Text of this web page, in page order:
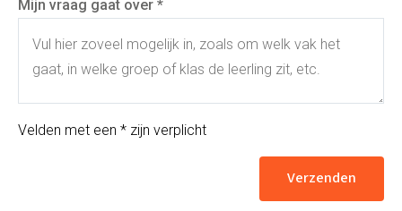
Mijn vraag gaat over *
Velden met een * zijn verplicht
Verzenden